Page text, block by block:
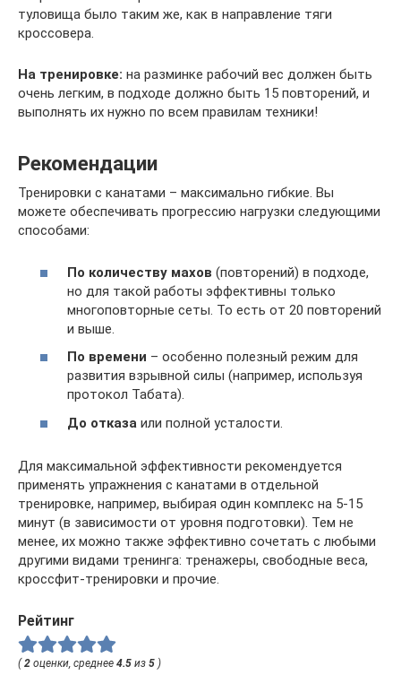
туловища было таким же, как в направление тяги
кроссовера.
На тренировке: на разминке рабочий вес должен быть
очень легким, в подходе должно быть 15 повторений, и
выполнять их нужно по всем правилам техники!
Рекомендации
Тренировки с канатами – максимально гибкие. Вы
можете обеспечивать прогрессию нагрузки следующими
способами:
По количеству махов (повторений) в подходе,
но для такой работы эффективны только
многоповторные сеты. То есть от 20 повторений
и выше.
По времени – особенно полезный режим для
развития взрывной силы (например, используя
протокол Табата).
До отказа или полной усталости.
Для максимальной эффективности рекомендуется
применять упражнения с канатами в отдельной
тренировке, например, выбирая один комплекс на 5-15
минут (в зависимости от уровня подготовки). Тем не
менее, их можно также эффективно сочетать с любыми
другими видами тренинга: тренажеры, свободные веса,
кроссфит-тренировки и прочие.
Рейтинг
(2 оценки, среднее 4.5 из 5 )